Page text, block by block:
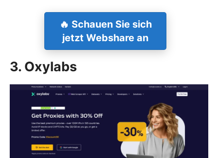
🔥 Schauen Sie sich
jetzt Webshare an
3. Oxylabs